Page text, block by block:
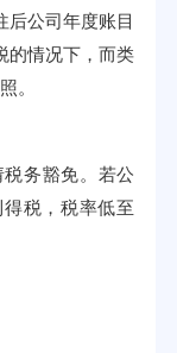
后公司年度账目
的情况下，而类
。
务豁免。若公
税，税率低至